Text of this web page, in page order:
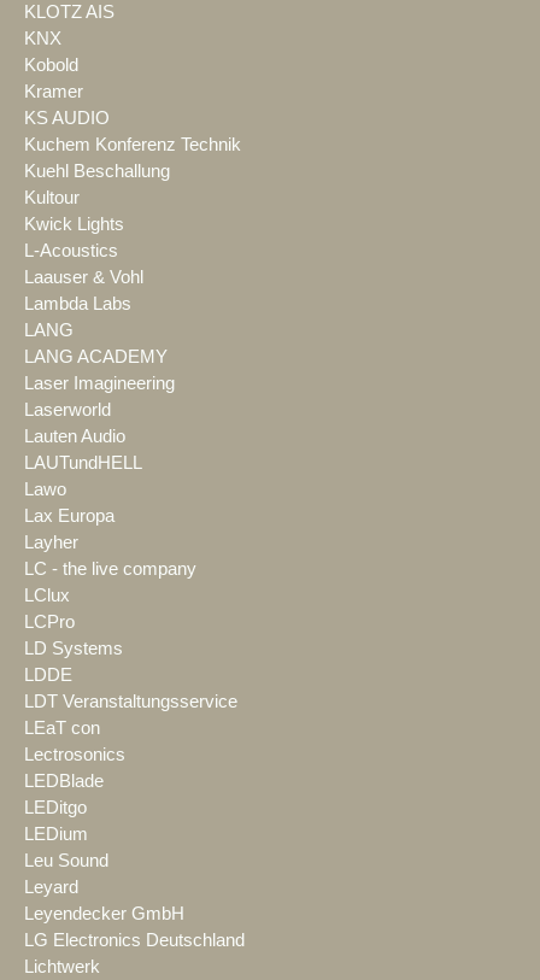
KLOTZ AIS
KNX
Kobold
Kramer
KS AUDIO
Kuchem Konferenz Technik
Kuehl Beschallung
Kultour
Kwick Lights
L-Acoustics
Laauser & Vohl
Lambda Labs
LANG
LANG ACADEMY
Laser Imagineering
Laserworld
Lauten Audio
LAUTundHELL
Lawo
Lax Europa
Layher
LC - the live company
LClux
LCPro
LD Systems
LDDE
LDT Veranstaltungsservice
LEaT con
Lectrosonics
LEDBlade
LEDitgo
LEDium
Leu Sound
Leyard
Leyendecker GmbH
LG Electronics Deutschland
Lichtwerk